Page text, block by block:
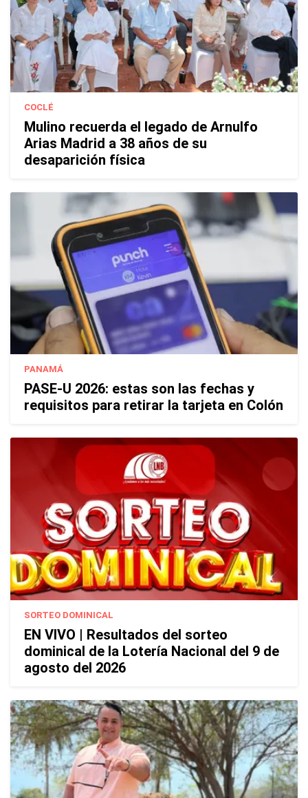
COCLÉ
Mulino recuerda el legado de Arnulfo
Arias Madrid a 38 años de su
desaparición física
PANAMÁ
PASE-U 2026: estas son las fechas y
requisitos para retirar la tarjeta en Colón
SORTEO DOMINICAL
EN VIVO | Resultados del sorteo
dominical de la Lotería Nacional del 9 de
agosto del 2026